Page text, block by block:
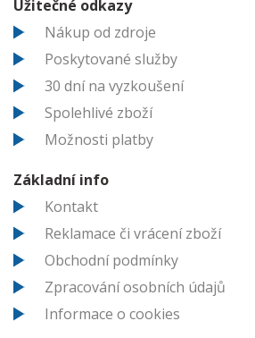
Užitečné odkazy
Nákup od zdroje
Poskytované služby
30 dní na vyzkoušení
Spolehlivé zboží
Možnosti platby
Základní info
Kontakt
Reklamace či vrácení zboží
Obchodní podmínky
Zpracování osobních údajů
Informace o cookies